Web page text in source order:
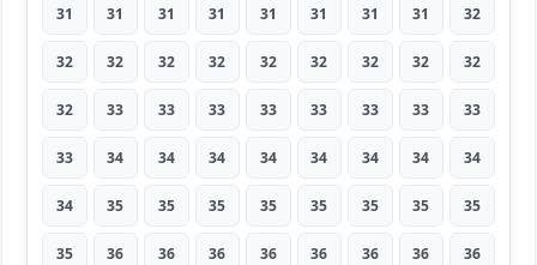
31 31 31 31 31 31 31 31 32
32 32 32 32 32 32 32 32 32
32 33 33 33 33 33 33 33 33
33 34 34 34 34 34 34 34 34
34 35 35 35 35 35 35 35 35
35 36 36 36 36 36 36 36 36